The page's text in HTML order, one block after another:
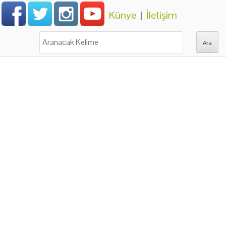
Künye | İletişim